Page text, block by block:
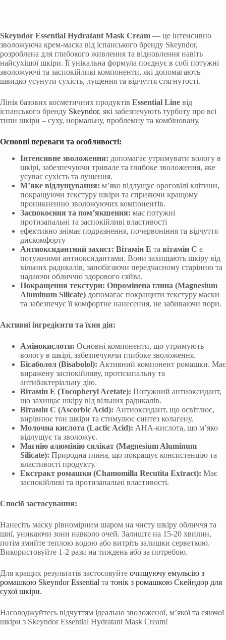
Skeyndor Essential Hydratant Mask Cream — це інтенсивно
зволожуюча крем-маска від іспанського бренду Skeyndor,
розроблена для глибокого живлення та відновлення навіть
найсухішої шкіри. Її унікальна формула поєднує в собі потужні
зволожуючі та заспокійливі компоненти, які допомагають
швидко усунути сухість, лущення та відчуття стягнутості.
Лінія базових косметичних продуктів Essential Line від
іспанського бренду Skeyndor, які забезпечують турботу про всі
типи шкіри – суху, нормальну, проблемну та комбіновану.
Основні переваги та особливості:
Інтенсивне зволоження: допомагає утримувати вологу в
шкірі, забезпечуючи тривале та глибоке зволоження, яке
усуває сухість та лущення.
М’яке відлущування: м’яко відлущує ороговілі клітини,
покращуючи текстуру шкіри та сприяючи кращому
проникненню зволожуючих компонентів.
Заспокоєння та пом’якшення: має потужні
протизапальні та заспокійливі властивості
ефективно знімає подразнення, почервоніння та відчуття
дискомфорту
Антиоксидантний захист: Вітамін E та вітамін C є
потужними антиоксидантами. Вони захищають шкіру від
вільних радикалів, запобігаючи передчасному старінню та
надаючи обличчю здорового сяйва.
Покращення текстури: Опромінена глина (Magnesium
Aluminum Silicate) допомагає покращити текстуру маски
та забезпечує її комфортне нанесення, не забиваючи пори.
Активні інгредієнти та їхня дія:
Амінокислоти: Основні компоненти, що утримують
вологу в шкірі, забезпечуючи глибоке зволоження.
Бісаболол (Bisabolol): Активний компонент ромашки. Має
виражену заспокійливу, протизапальну та
антибактеріальну дію.
Вітамін E (Tocopheryl Acetate): Потужний антиоксидант,
що захищає шкіру від вільних радикалів.
Вітамін C (Ascorbic Acid): Антиоксидант, що освітлює,
вирівнює тон шкіри та стимулює синтез колагену.
Молочна кислота (Lactic Acid): AHA-кислота, що м’яко
відлущує та зволожує.
Магнію алюмінію силікат (Magnesium Aluminum
Silicate): Природна глина, що покращує консистенцію та
властивості продукту.
Екстракт ромашки (Chamomilla Recutita Extract): Має
заспокійливі та протизапальні властивості.
Спосіб застосування:
Нанесіть маску рівномірним шаром на чисту шкіру обличчя та
шиї, уникаючи зони навколо очей. Залиште на 15-20 хвилин,
потім змийте теплою водою або витріть залишки серветкою.
Використовуйте 1-2 рази на тиждень або за потребою.
Для кращих результатів застосовуйте очищуючу емульсію з
ромашкою Skeyndor Essential та тонік з ромашкою Скейндор для
сухої шкіри.
Насолоджуйтесь відчуттям ідеально зволоженої, м’якої та сяючої
шкіри з Skeyndor Essential Hydratant Mask Cream!